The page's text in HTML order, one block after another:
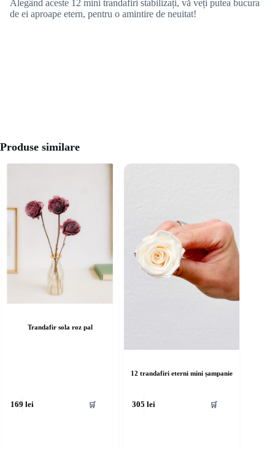
Alegând aceste 12 mini trandafiri stabilizați, vă veți putea bucura
de ei aproape etern, pentru o amintire de neuitat!
Produse similare
Trandafir sola roz pal
169lei 🛒
12 trandafiri eterni mini șampanie
305lei 🛒